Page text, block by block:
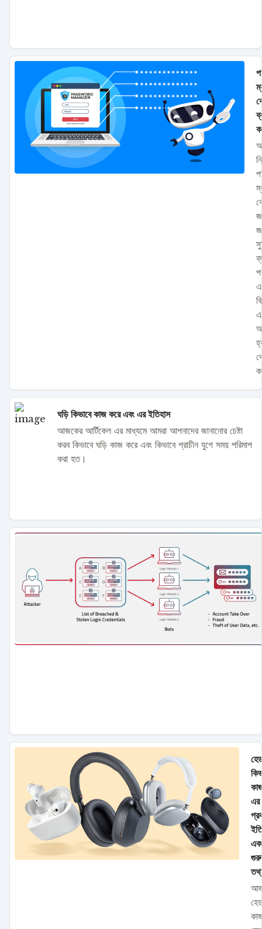
ঘড়ি কিভাবে কাজ করে এবং এর ইতিহাস
আজকের আর্টিকেল এর মাধ্যমে আমরা আপনাদের জানানোর চেষ্টা
করব কিভাবে ঘড়ি কাজ করে এবং কিভাবে প্রাচীন যুগে সময় পরিমাপ
করা হত।
এর
এবং